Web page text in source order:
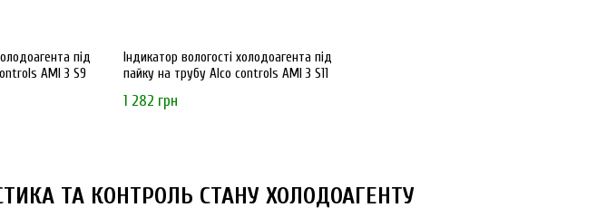
ТА КОНТРОЛЬ СТАНУ ХОЛОДОАГЕНТУ
під
AMI 3 S9
Індикатор вологості холодоагента під
пайку на трубу Alco controls AMI 3 S11
1 282 грн